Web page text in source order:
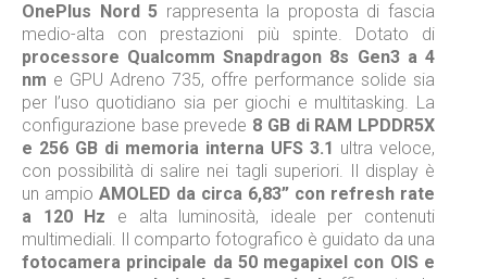
OnePlus Nord 5 rappresenta la proposta di fascia
medio-alta con prestazioni più spinte. Dotato di
processore Qualcomm Snapdragon 8s Gen3 a 4
nm e GPU Adreno 735, offre performance solide sia
per l’uso quotidiano sia per giochi e multitasking. La
configurazione base prevede 8 GB di RAM LPDDR5X
e 256 GB di memoria interna UFS 3.1 ultra veloce,
con possibilità di salire nei tagli superiori. Il display è
un ampio AMOLED da circa 6,83” con refresh rate
a 120 Hz e alta luminosità, ideale per contenuti
multimediali. Il comparto fotografico è guidato da una
fotocamera principale da 50 megapixel con OIS e